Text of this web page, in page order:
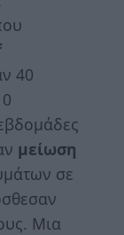
40
μείωση
σε
Μια